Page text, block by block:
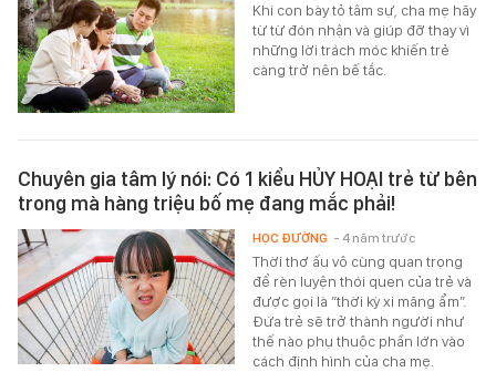
Khi con bày tỏ tâm sự, cha mẹ hãy
từ từ đón nhận và giúp đỡ thay vì
những lời trách móc khiến trẻ
càng trở nên bế tắc.
Chuyên gia tâm lý nói: Có 1 kiểu HỦY HOẠI trẻ từ bên
trong mà hàng triệu bố mẹ đang mắc phải!
Thời thơ ấu vô cùng quan trọng
để rèn luyện thói quen của trẻ và
được gọi là “thời kỳ xi măng ẩm”.
Đứa trẻ sẽ trở thành người như
thế nào phụ thuộc phần lớn vào
cách định hình của cha mẹ.
HỌC ĐƯỜNG - 4 năm trước